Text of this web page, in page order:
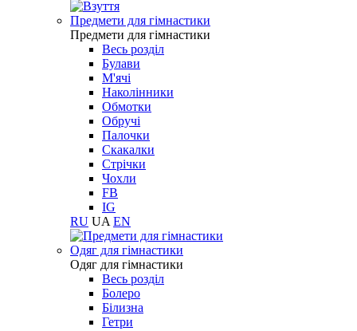
Предмети для гімнастики
Предмети для гімнастики
Весь розділ
Булави
М'ячі
Наколінники
Обмотки
Обручі
Палочки
Скакалки
Стрічки
Чохли
FB
IG
RU UA EN
Одяг для гімнастики
Одяг для гімнастики
Весь розділ
Болеро
Білизна
Гетри